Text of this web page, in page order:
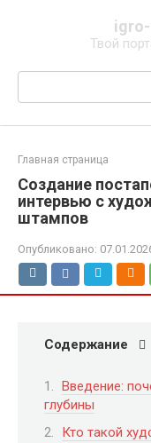
Твой
Поиск:
Главная страница
Создание
интервью с
штампов
Опубликовано:
Содержание
Введение:
глубины
Кто такой